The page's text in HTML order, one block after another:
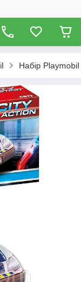
Набір Playmobil